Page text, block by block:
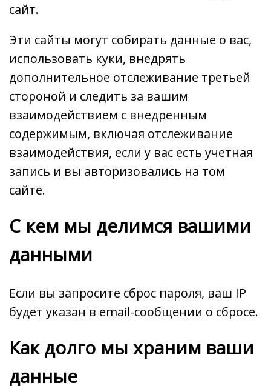
сайт.
Эти сайты могут собирать данные о вас,
использовать куки, внедрять
дополнительное отслеживание третьей
стороной и следить за вашим
взаимодействием с внедренным
содержимым, включая отслеживание
взаимодействия, если у вас есть учетная
запись и вы авторизовались на том
сайте.
С кем мы делимся вашими
данными
Если вы запросите сброс пароля, ваш IP
будет указан в email-сообщении о сбросе.
Как долго мы храним ваши
данные